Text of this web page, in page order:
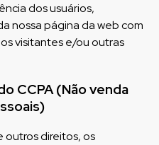
dos usuários,
nossa página da web com
visitantes e/ou outras
CCPA (Não venda
outros direitos, os